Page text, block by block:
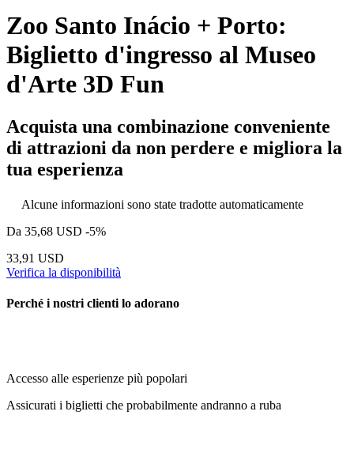
Zoo Santo Inácio + Porto:
Biglietto d'ingresso al Museo
d'Arte 3D Fun
Acquista una combinazione conveniente
di attrazioni da non perdere e migliora la
tua esperienza
Alcune informazioni sono state tradotte automaticamente
Da 35,68 USD -5%
33,91 USD
Verifica la disponibilità
Perché i nostri clienti lo adorano
Accesso alle esperienze più popolari
Assicurati i biglietti che probabilmente andranno a ruba